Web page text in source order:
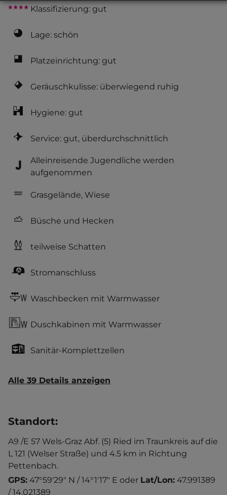
Klassifizierung: gut
Lage: schön
Platzeinrichtung: gut
Geräuschkulisse: überwiegend ruhig
Hygiene: gut
Service: gut, überdurchschnittlich
Alleinreisende Jugendliche werden
aufgenommen
Grasgelände, Wiese
Büsche und Hecken
teilweise Schatten
Stromanschluss
Waschbecken mit Warmwasser
Duschkabinen mit Warmwasser
Sanitär-Komplettzellen
Alle 39 Details anzeigen
Standort:
A9 /E 57 Wels-Graz Abf. (5) Ried im Traunkreis auf die
L 121 (Welser Straße) und 4.5 km in Richtung
Pettenbach.
GPS: 47°59'29" N / 14°1'17" E oder Lat/Lon: 47.991389
/ 14.021389